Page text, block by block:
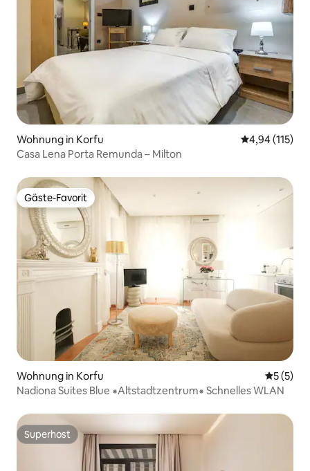
Wohnung in Korfu
4,94 (115)
Casa Lena Porta Remunda – Milton
Gäste-Favorit
Gäste-Favorit
Wohnung in Korfu
5 (5)
Nadiona Suites Blue ⁕Altstadtzentrum⁕ Schnelles WLAN
Superhost
Superhost